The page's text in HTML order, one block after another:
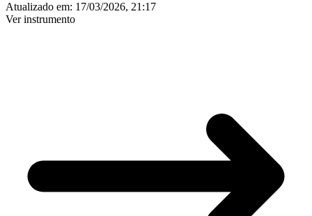
Atualizado em: 17/03/2026, 21:17
Ver instrumento